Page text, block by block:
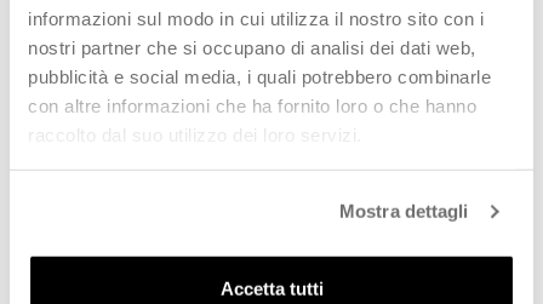
informazioni sul modo in cui utilizza il nostro sito con i
nostri partner che si occupano di analisi dei dati web,
pubblicità e social media, i quali potrebbero combinarle
con altre informazioni che ha fornito loro o che hanno
raccolto dal suo utilizzo dei loro servizi.
Mostra dettagli
Accetta tutti